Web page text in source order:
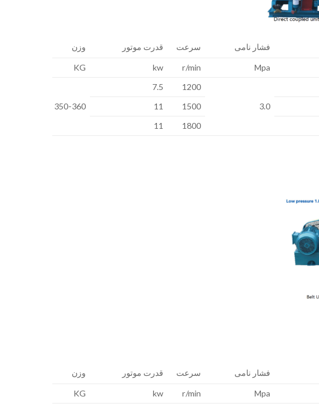
فشار نامی سرعت قدرت موتور وزن
Mpa
r/min
kw
KG
3.0
1200
7.5
350-360
1500
11
1800
11
فشار نامی سرعت قدرت موتور وزن
Mpa
r/min
kw
KG